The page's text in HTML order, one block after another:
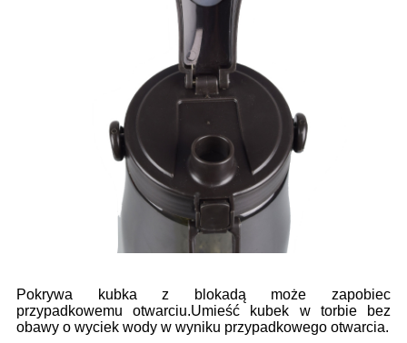
Pokrywa kubka z blokadą może zapobiec
przypadkowemu otwarciu.Umieść kubek w torbie bez
obawy o wyciek wody w wyniku przypadkowego otwarcia.